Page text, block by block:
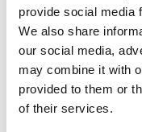
provide social media
We also share
our social media,
may combine it with
provided to them or
of their services.
170W230207
142,50 DKK